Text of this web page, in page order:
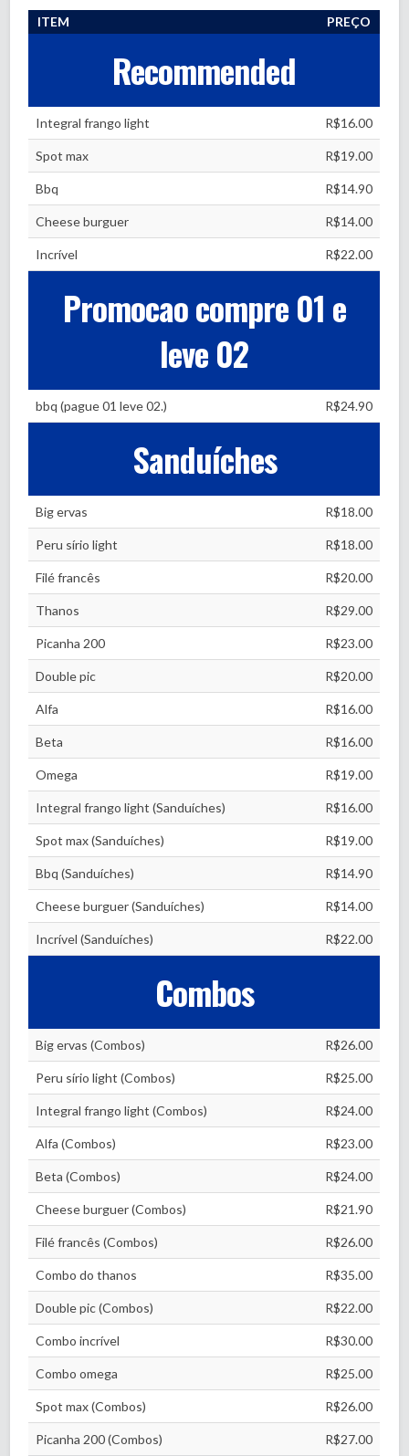
ITEM PREÇO
Recommended
Integral frango light R$16.00
Spot max R$19.00
Bbq R$14.90
Cheese burguer R$14.00
Incrível R$22.00
Promocao compre 01 e
leve 02
bbq (pague 01 leve 02.) R$24.90
Sanduíches
Big ervas R$18.00
Peru sírio light R$18.00
Filé francês R$20.00
Thanos R$29.00
Picanha 200 R$23.00
Double pic R$20.00
Alfa R$16.00
Beta R$16.00
Omega R$19.00
Integral frango light (Sanduíches) R$16.00
Spot max (Sanduíches) R$19.00
Bbq (Sanduíches) R$14.90
Cheese burguer (Sanduíches) R$14.00
Incrível (Sanduíches) R$22.00
Combos
Big ervas (Combos) R$26.00
Peru sírio light (Combos) R$25.00
Integral frango light (Combos) R$24.00
Alfa (Combos) R$23.00
Beta (Combos) R$24.00
Cheese burguer (Combos) R$21.90
Filé francês (Combos) R$26.00
Combo do thanos R$35.00
Double pic (Combos) R$22.00
Combo incrível R$30.00
Combo omega R$25.00
Spot max (Combos) R$26.00
Picanha 200 (Combos) R$27.00